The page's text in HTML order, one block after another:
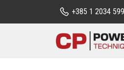
+385 1 2034 599